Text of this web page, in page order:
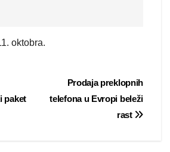
oktobra.
Prodaja preklopnih
telefona u Evropi beleži
rast
paket